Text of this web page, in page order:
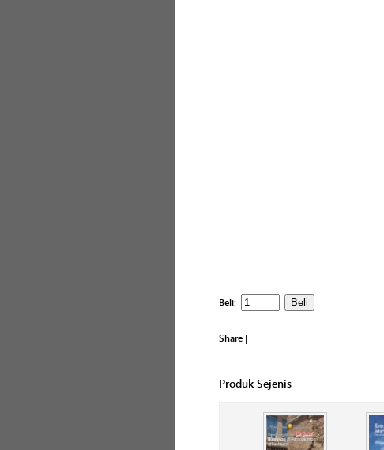
Beli:
Share |
Produk Sejenis